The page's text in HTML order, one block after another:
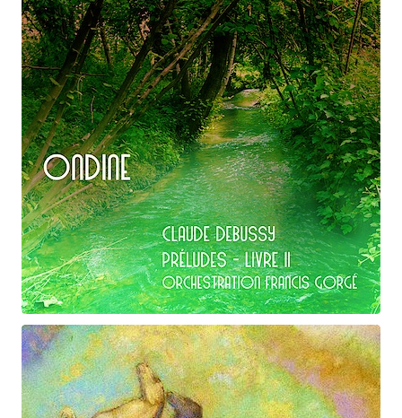
La Vallée des cloches
Claude Debussy
Ondine